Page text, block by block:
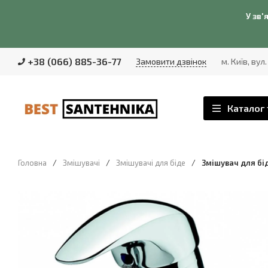
У
+38 (066) 885-36-77 Замовити дзвінок м. Київ,
Каталог
Головна / Змішувачі / Змішувачі для біде / Змішувач для